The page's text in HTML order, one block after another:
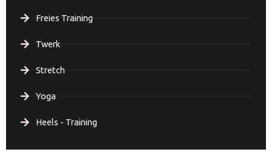
Freies Training
Twerk
Stretch
Yoga
Heels - Training